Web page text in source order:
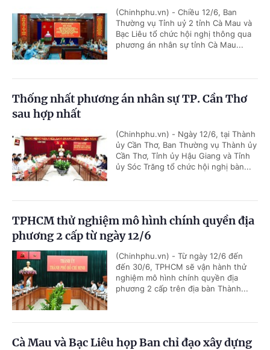
(Chinhphu.vn) - Chiều 12/6, Ban
Thường vụ Tỉnh uỷ 2 tỉnh Cà Mau và
Bạc Liêu tổ chức hội nghị thông qua
phương án nhân sự tỉnh Cà Mau...
Thống nhất phương án nhân sự TP. Cần Thơ
sau hợp nhất
(Chinhphu.vn) - Ngày 12/6, tại Thành
ủy Cần Thơ, Ban Thường vụ Thành ủy
Cần Thơ, Tỉnh ủy Hậu Giang và Tỉnh
ủy Sóc Trăng tổ chức hội nghị bàn...
TPHCM thử nghiệm mô hình chính quyền địa
phương 2 cấp từ ngày 12/6
(Chinhphu.vn) - Từ ngày 12/6 đến
đến 30/6, TPHCM sẽ vận hành thử
nghiệm mô hình chính quyền địa
phương 2 cấp trên địa bàn Thành...
Cà Mau và Bạc Liêu họp Ban chỉ đạo xây dựng